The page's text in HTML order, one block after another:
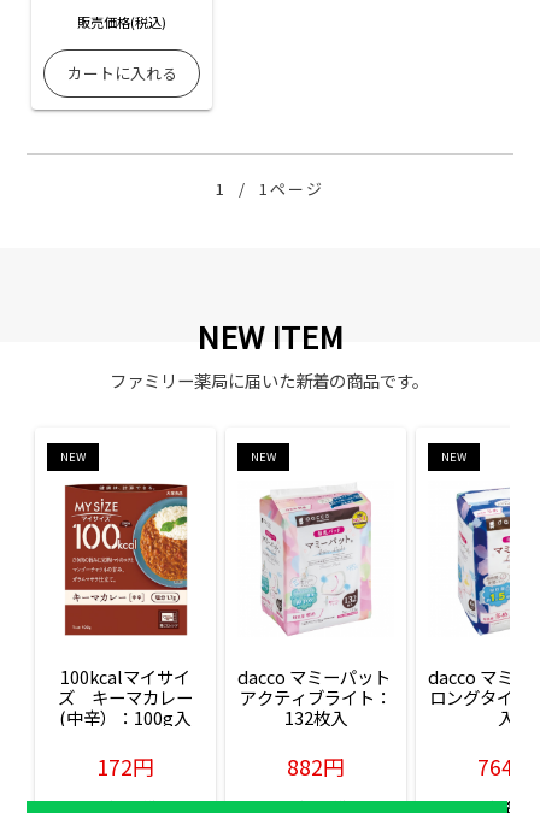
販売価格(税込)
1 / 1ページ
NEW ITEM
ファミリー薬局に届いた新着の商品です。
NEW
100kcalマイサイ
ズ　キーマカレー
(中辛）：100g入
172円
販売価格(税込)
NEW
dacco マミーパット
アクティブライト：
132枚入
882円
販売価格(税込)
NEW
dacco マミー
ロングタイム
入
764円
販売価格(税